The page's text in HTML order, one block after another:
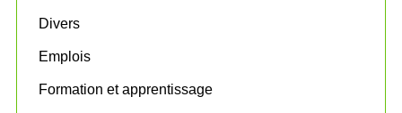
:Divers
Emplois
Formation et apprentissage